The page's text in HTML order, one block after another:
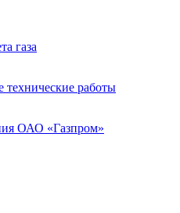
газа
технические работы
ОАО «Газпром»